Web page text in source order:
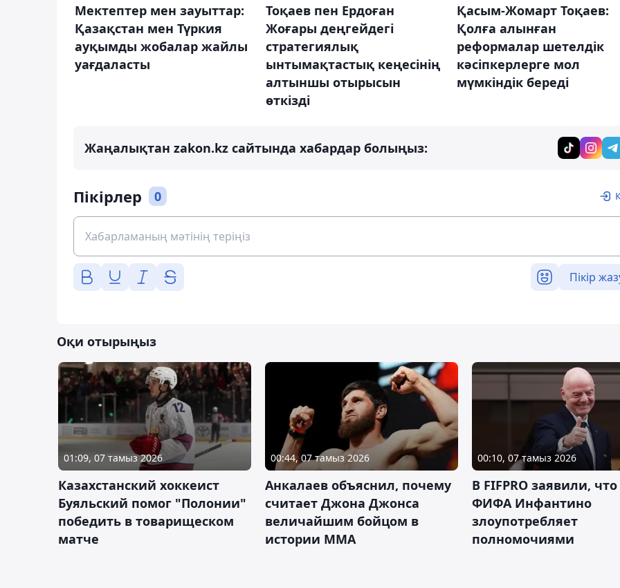
Мектептер мен зауыттар:
Қазақстан мен Түркия
ауқымды жобалар жайлы
уағдаласты
Тоқаев пен Ердоған
Жоғары деңгейдегі
стратегиялық
ынтымақтастық кеңесінің
алтыншы отырысын
өткізді
Қасым-Жомарт Тоқаев:
Қолға алынған
реформалар шетелдік
кәсіпкерлерге мол
мүмкіндік береді
Жаңалықтан zakon.kz сайтында хабардар болыңыз:
Пікірлер 0
Пікір
Оқи отырыңыз
01:09, 07 тамыз 2026
Казахстанский хоккеист
Буяльский помог "Полонии"
победить в товарищеском
матче
00:44, 07 тамыз 2026
Анкалаев объяснил, почему
считает Джона Джонса
величайшим бойцом в
истории ММА
00:10, 07 тамыз 2026
В FIFPRO заявили,
ФИФА Инфантино
злоупотребляет
полномочиями